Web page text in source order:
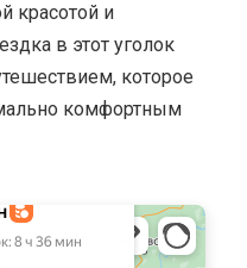
красотой и
в этот уголок
которое
комфортным
на карте — Яндекс